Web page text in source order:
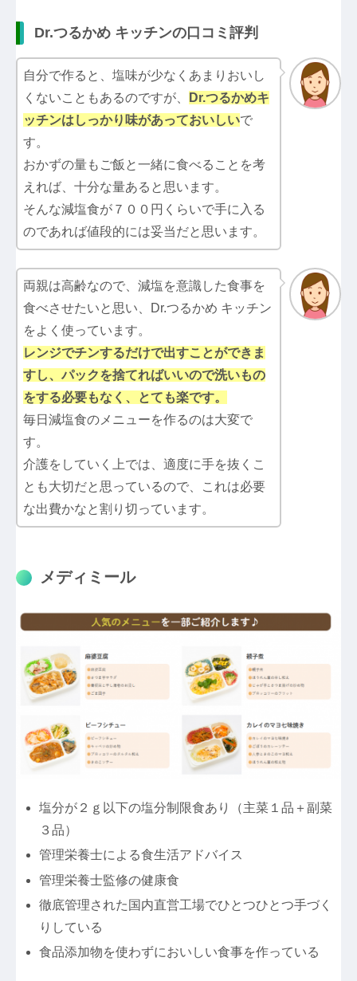
Dr.つるかめ キッチンの口コミ評判
自分で作ると、塩味が少なくあまりおいし
くないこともあるのですが、
Dr.つるかめキ
ッチンはしっかり味があっておいしいで
す。
おかずの量もご飯と一緒に食べることを考
えれば、十分な量あると思います。
そんな減塩食が７００円くらいで手に入る
のであれば値段的には妥当だと思います。
両親は高齢なので、減塩を意識した食事を
食べさせたいと思い、Dr.つるかめ キッチン
をよく使っています。
レンジでチンするだけで出すことができま
すし、パックを捨てればいいので洗いもの
をする必要もなく、とても楽です。
毎日減塩食のメニューを作るのは大変で
す。
介護をしていく上では、適度に手を抜くこ
とも大切だと思っているので、これは必要
な出費かなと割り切っています。
メディミール
塩分が２ｇ以下の塩分制限食あり（主菜１品＋副菜
３品）
管理栄養士による食生活アドバイス
管理栄養士監修の健康食
徹底管理された国内直営工場でひとつひとつ手づく
りしている
食品添加物を使わずにおいしい食事を作っている